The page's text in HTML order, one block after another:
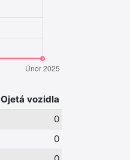
Ojetá vozidla
0
0